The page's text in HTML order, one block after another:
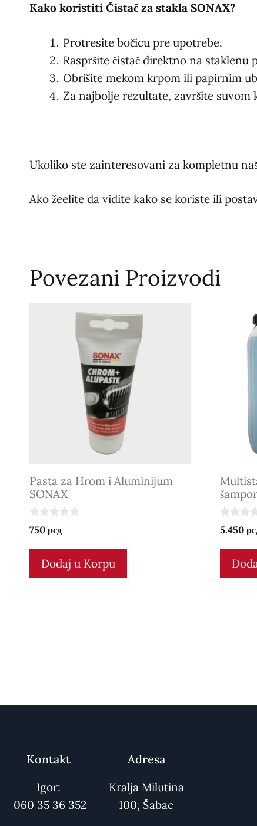
Kako koristiti Čistač za stakla SONAX?
Protresite bočicu pre upotrebe.
Raspršite čistač direktno na staklenu
Obrišite mekom krpom ili papirnim
Za najbolje rezultate, završite suvom
Ukoliko ste zainteresovani za kompletnu
Ako žeelite da vidite kako se koriste ili
Povezani Proizvodi
Pasta za Hrom i Aluminijum
SONAX
0
o
750 рсд
Dodaj u Korpu
0
o
5.450
Kontakt
Igor:
060 35 36 352
Adresa
Kralja Milutina
100, Šabac